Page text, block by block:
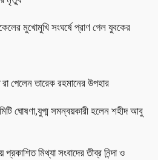
মুখোমুখি সংঘর্ষে প্রাণ গেল যুবকের
পেলেন তারেক রহমানের উপহার
ঘোষণা,যুগ্ম সমন্বয়কারী হলেন শহীদ আবু
মিথ্যা সংবাদের তীব্র নিন্দা ও